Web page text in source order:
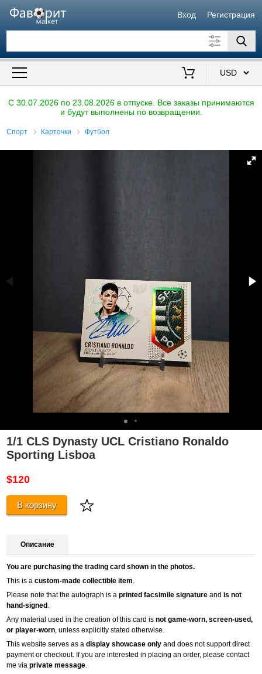
Вход Регистрация
Искать также в описании
C 30.07.2026 по 23.08.2026 в отпуске. Все заказы принимаются
и будут выполнены по возвращении.
Спорт Карточки Футбол
1/1 CLS Dynasty UCL Cristiano Ronaldo
Sporting Lisboa
$120
В корзину
Описание
You are purchasing the trading card shown in the photos.
This is acustom-made collectible item.
Please note that the autograph is aprinted facsimile signature andis not
hand-signed .
Any material used in the creation of this card isnot game-worn, screen-used,
or player-worn, unless explicitly stated otherwise.
This website serves as adisplay showcase only and does not support direct
payment or checkout. If you are interested in placing an order, please contact
me viaprivate message.